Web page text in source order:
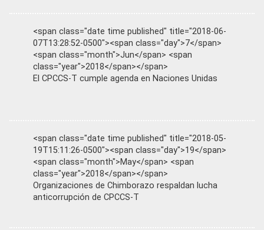
<span class="date time published" title="2018-06-
07T13:28:52-0500"><span class="day">7</span>
<span class="month">Jun</span> <span
class="year">2018</span></span>
El CPCCS-T cumple agenda en Naciones Unidas
<span class="date time published" title="2018-05-
19T15:11:26-0500"><span class="day">19</span>
<span class="month">May</span> <span
class="year">2018</span></span>
Organizaciones de Chimborazo respaldan lucha
anticorrupción de CPCCS-T